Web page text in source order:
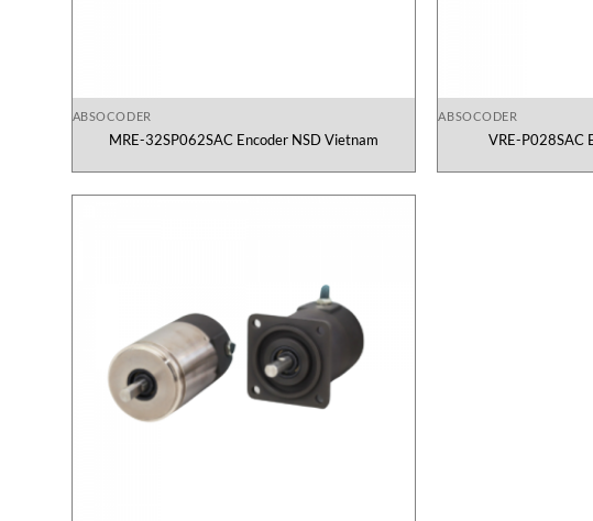
ABSOCODER
MRE-32SP062SAC Encoder NSD Vietnam
ABSOCODER
VRE-P028SAC